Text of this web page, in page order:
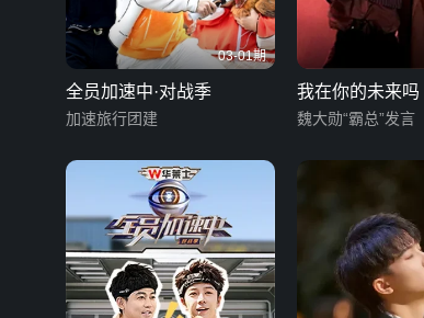
03-01期
全员加速中·对战季
加速旅行团建
我在你的未来吗
魏大勋“霸总”发言